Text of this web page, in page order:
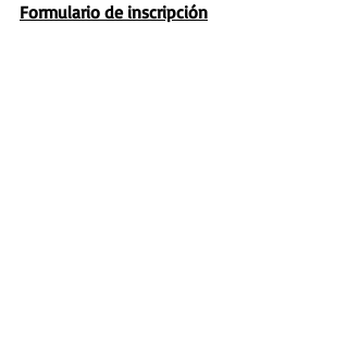
Formulario de inscripción